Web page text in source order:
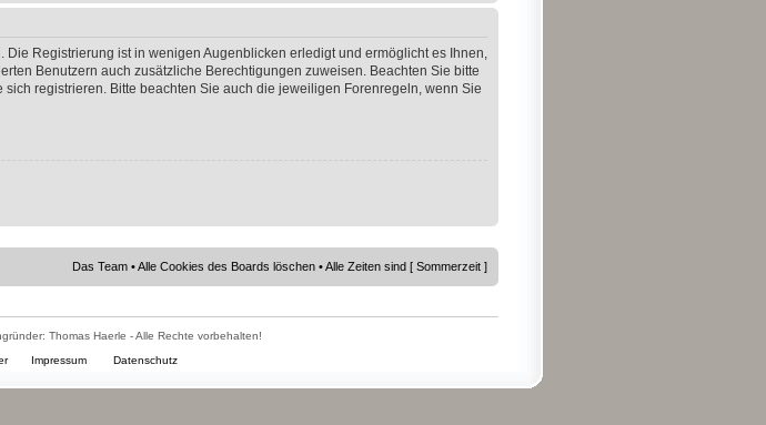
Registrierung ist in wenigen Augenblicken erledigt und ermöglicht es Ihnen,
Benutzern auch zusätzliche Berechtigungen zuweisen. Beachten Sie bitte
registrieren. Bitte beachten Sie auch die jeweiligen Forenregeln, wenn Sie
Das Team •Alle Cookies des Boards löschen • Alle Zeiten sind [ Sommerzeit ]
Thomas Haerle - Alle Rechte vorbehalten!
Impressum Datenschutz